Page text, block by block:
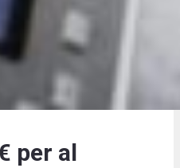
per al